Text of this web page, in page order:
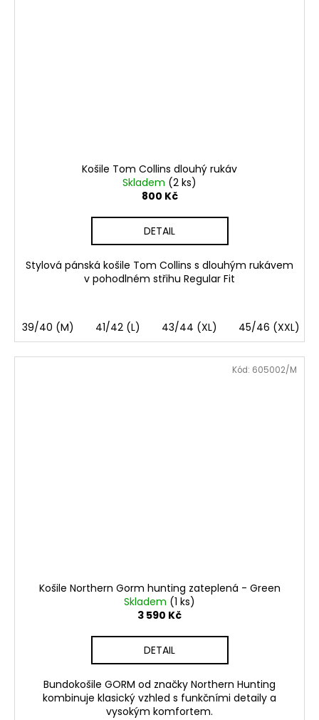
Košile Tom Collins dlouhý rukáv
Skladem (2 ks)
800 Kč
DETAIL
Stylová pánská košile Tom Collins s dlouhým rukávem
v pohodlném střihu Regular Fit
39/40 (M) 41/42 (L) 43/44 (XL) 45/46 (XXL)
Košile Northern Gorm hunting zateplená - Green
Skladem (1 ks)
3 590 Kč
DETAIL
Bundokošile GORM od značky Northern Hunting
kombinuje klasický vzhled s funkčními detaily a
vysokým komfortem.
Kód: 605002/M